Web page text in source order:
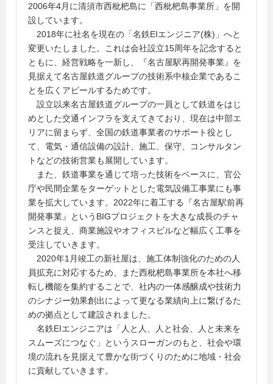
2006年4月に清須市西枇杷島に「西枇杷島事業所」を開
設しています。
2018年に社名を現在の「名鉄EIエンジニア(株)」へと
変更いたしました。これは会社設立15周年を記念すると
ともに、経営戦略を一新し、『名古屋駅再開発事業』を
見据えて名古屋鉄道グループの技術系中核企業であるこ
とを広くアピールするためです。
設立以来名古屋鉄道グループの一員として鉄道をはじ
めとした交通インフラを支えてきており、現在は中部エ
リアに留まらず、全国の鉄道事業者のサポート役とし
て、電気・通信設備の設計、施工、保守、コンサルタン
トなどの技術営業も展開しています。
また、鉄道事業を通じて培った技術をベースに、官公
庁や民間企業をターゲットとした電気設備工事業にも事
業を拡大しています。2022年に着工する『名古屋駅前再
開発事業』というBIGプロジェクトを大きな成長のチャ
ンスと捉え、商業施設やオフィスビルなど幅広く工事を
受注していきます。
2020年1月竣工の新社屋は、施工体制強化のための人
員拡充に対応するため、また西枇杷島事業所を本社へ移
転し機能を集約することで、社内の一体感醸成や技術力
のシナジー効果創出によって更なる業績向上に繋げるた
めの拠点として建設されました。
名鉄EIエンジニアは「人と人、人と社会、人と未来を
スムーズにつなぐ」というスローガンのもと、社会や環
境の流れを見据えて豊かな街づくりのために地域・社会
に貢献していきます。